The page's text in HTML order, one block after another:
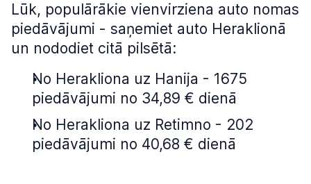
Lūk, populārākie vienvirziena auto nomas
piedāvājumi - saņemiet auto Heraklionā
un nododiet citā pilsētā:
No Herakliona uz Hanija - 1675
piedāvājumi no 34,89 € dienā
No Herakliona uz Retimno - 202
piedāvājumi no 40,68 € dienā